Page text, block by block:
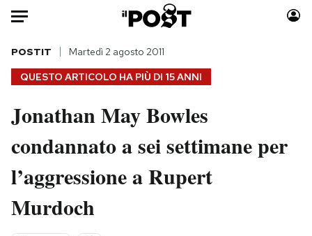
Auto
HOME
Italia
Politica
Tecnologia
Scienza
Moda
Consumismi
Storie/Idee
QUESTO ARTICOLO HA PIÙ DI 15 ANNI
POSTIT Martedì 2 agosto 2011
Jonathan May Bowles
condannato a sei settimane per
l’aggressione a Rupert
Murdoch